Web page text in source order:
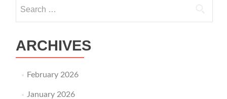
ARCHIVES
February 2026
January 2026